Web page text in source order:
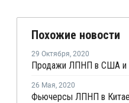
Похожие новости
29 Октября, 2020
26 Мая, 2020